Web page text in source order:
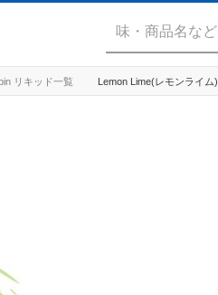
リキッド一覧 Lemon Lime(レモンライム)